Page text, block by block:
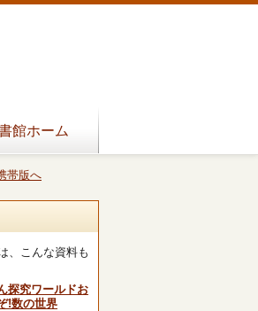
館ホーム
帯版へ
、こんな資料も
探究ワールドお
!数の世界